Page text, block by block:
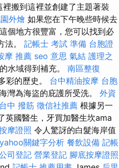
搬到這裡並創建了主題著裝
外燴 如果您在下午晚些時候去
個地方很豐富，您可以找到必
法。 記帳士 考試 準備 台胞證
摩 推薦 seo 意思 氣結 護理之
水域得到補充。 南區整復
彩的歷史。 台中精油按摩 台胞
灣為海盜的庇護所受洗。 外資
台中 撥筋 徵信社推薦 根據另一
英國醫生，牙買加醫生坎ama
摩證照 令人驚訝的白髮海岸值
yahoo關鍵字分析 餐飲設備 記帳
司登記 營業登記 腳底按摩證照